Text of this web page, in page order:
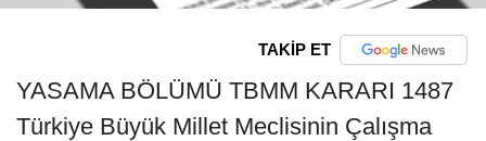
TAKİP ET
YASAMA BÖLÜMÜ TBMM KARARI 1487
Türkiye Büyük Millet Meclisinin Çalışma